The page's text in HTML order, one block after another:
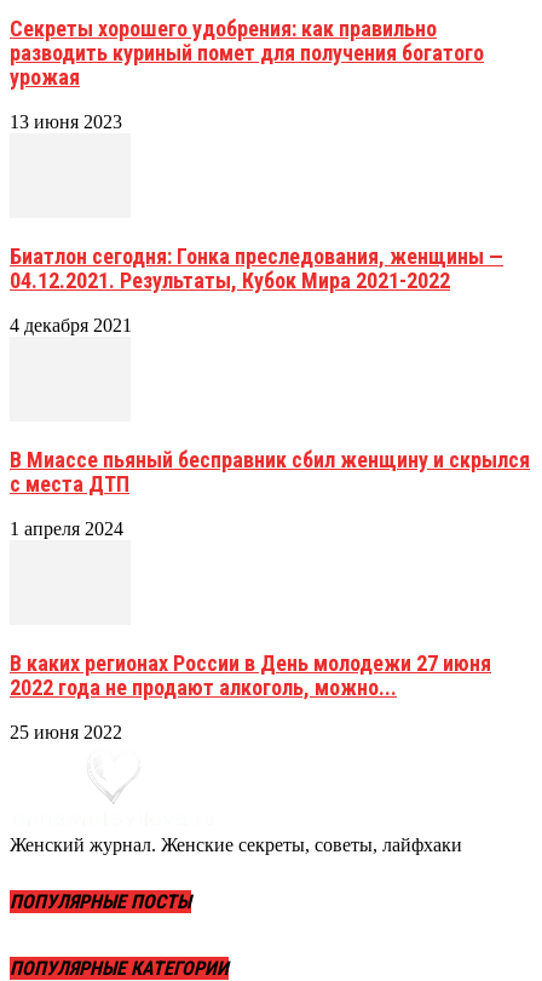
Секреты хорошего удобрения: как правильно
разводить куриный помет для получения богатого
урожая
13 июня 2023
Биатлон сегодня: Гонка преследования, женщины —
04.12.2021. Результаты, Кубок Мира 2021-2022
4 декабря 2021
В Миассе пьяный бесправник сбил женщину и скрылся
с места ДТП
1 апреля 2024
В каких регионах России в День молодежи 27 июня
2022 года не продают алкоголь, можно...
25 июня 2022
Женский журнал. Женские секреты, советы, лайфхаки
ПОПУЛЯРНЫЕ ПОСТЫ
ПОПУЛЯРНЫЕ КАТЕГОРИИ